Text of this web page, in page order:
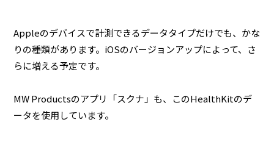
Appleのデバイスで計測できるデータタイプだけでも、かな
りの種類があります。iOSのバージョンアップによって、さ
らに増える予定です。
MW Productsのアプリ「スクナ」も、このHealthKitのデ
ータを使用しています。